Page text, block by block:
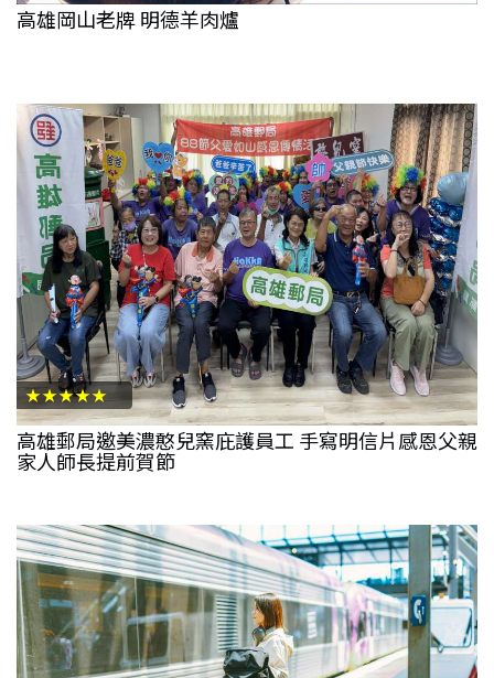
高雄岡山老牌 明德羊肉爐
★★★★★
高雄郵局邀美濃憨兒窯庇護員工 手寫明信片感恩父親
家人師長提前賀節